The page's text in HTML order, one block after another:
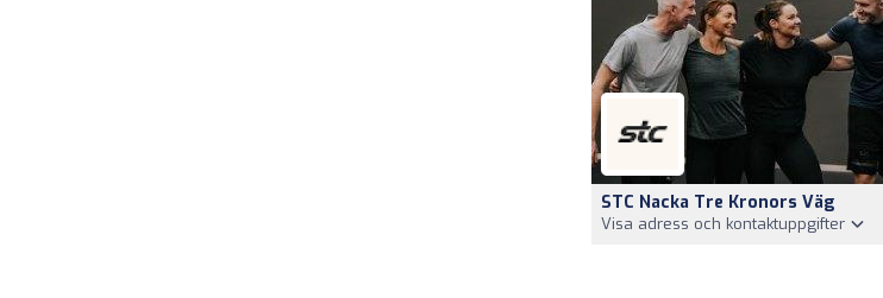
STC Nacka Tre Kronors Väg
Visa adress och kontaktuppgifter